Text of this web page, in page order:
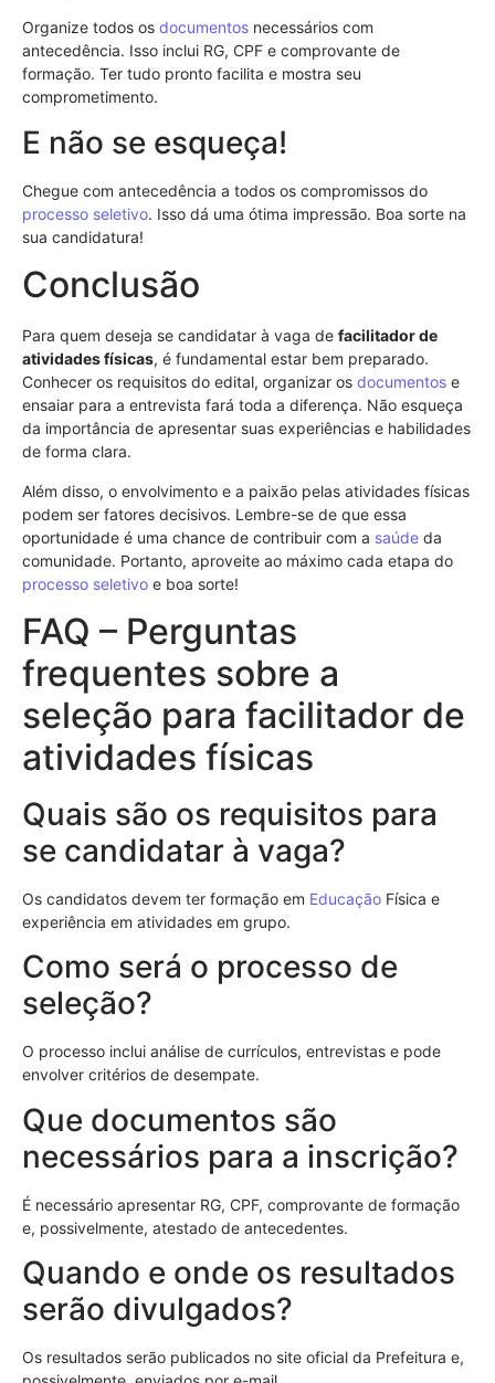
Organize todos os documentos necessários com
antecedência. Isso inclui RG, CPF e comprovante de
formação. Ter tudo pronto facilita e mostra seu
comprometimento.
E não se esqueça!
Chegue com antecedência a todos os compromissos do
processo seletivo. Isso dá uma ótima impressão. Boa sorte na
sua candidatura!
Conclusão
Para quem deseja se candidatar à vaga de facilitador de
atividades físicas, é fundamental estar bem preparado.
Conhecer os requisitos do edital, organizar os documentos e
ensaiar para a entrevista fará toda a diferença. Não esqueça
da importância de apresentar suas experiências e habilidades
de forma clara.
Além disso, o envolvimento e a paixão pelas atividades físicas
podem ser fatores decisivos. Lembre-se de que essa
oportunidade é uma chance de contribuir com a saúde da
comunidade. Portanto, aproveite ao máximo cada etapa do
processo seletivo e boa sorte!
FAQ – Perguntas
frequentes sobre a
seleção para facilitador de
atividades físicas
Quais são os requisitos para
se candidatar à vaga?
Os candidatos devem ter formação em Educação Física e
experiência em atividades em grupo.
Como será o processo de
seleção?
O processo inclui análise de currículos, entrevistas e pode
envolver critérios de desempate.
Que documentos são
necessários para a inscrição?
É necessário apresentar RG, CPF, comprovante de formação
e, possivelmente, atestado de antecedentes.
Quando e onde os resultados
serão divulgados?
Os resultados serão publicados no site oficial da Prefeitura e,